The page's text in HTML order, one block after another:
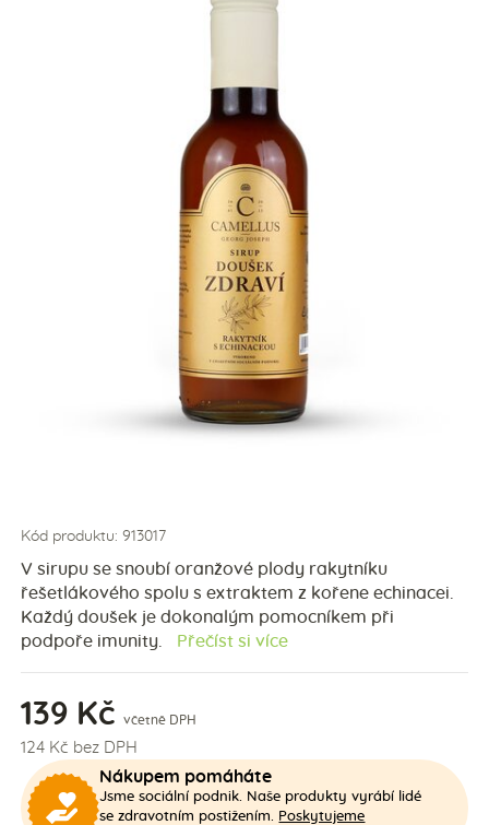
Kód produktu: 913017
V sirupu se snoubí oranžové plody rakytníku
řešetlákového spolu s extraktem z kořene echinacei.
Každý doušek je dokonalým pomocníkem při
podpoře imunity.
Přečíst si více
139 Kč včetně DPH
124 Kč bez DPH
Nákupem pomáháte
Jsme sociální podnik. Naše produkty vyrábí lidé
se zdravotním postižením. Poskytujeme